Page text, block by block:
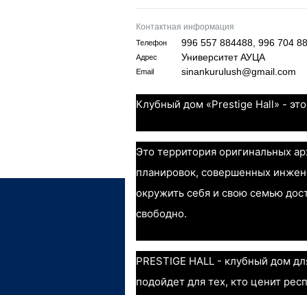
Контактная информация
Телефон 996 557 884488, 996 704
Адрес Университет АУЦА
Email sinankurulush@gmail.com
Клубный дом «Prestige Hall» -
Это территория оригинальных
планировок, совершенных
окружить себя и свою семью
свободно.
PRESTIGE HALL - клубный дом
подойдет для тех, кто ценит